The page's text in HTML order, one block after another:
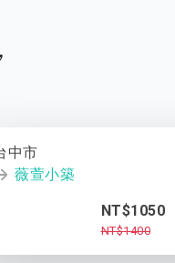
中市
薇萱小築
NT$1050
NT$1400